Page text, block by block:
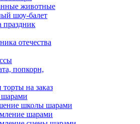
животные
шоу-балет
праздник
отечества
попкорн,
на заказ
школы шарами
шарами